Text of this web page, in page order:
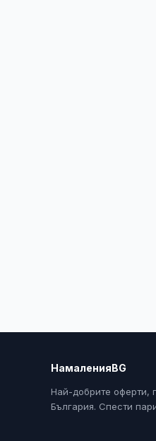
НамаленияBG
Най-добрите оферти,
България. Спести